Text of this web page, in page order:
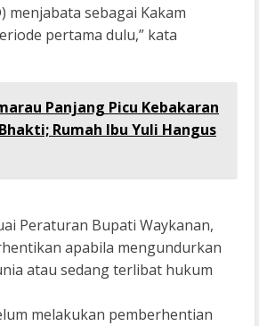
menjabata sebagai Kakam
pertama dulu,” kata
Panjang Picu Kebakaran
Rumah Ibu Yuli Hangus
Peraturan Bupati Waykanan,
apabila mengundurkan
atau sedang terlibat hukum
melakukan pemberhentian